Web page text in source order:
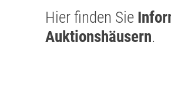
Hier finden Sie
Auktionshäusern.